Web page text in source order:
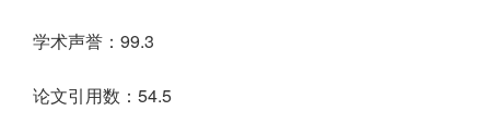
学术声誉：99.3
论文引用数：54.5